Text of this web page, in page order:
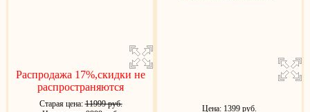
Распродажа 17%,скидки не
распространяются
Старая цена:11999 руб.
Цена: 1399 руб.